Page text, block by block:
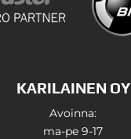
KARILAINEN OY
Avoinna:
ma-pe 9-17